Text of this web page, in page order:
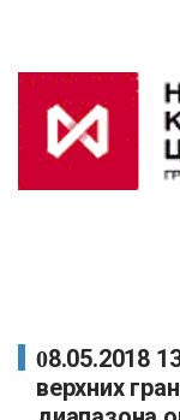
08.05.2018 13-02 (мск) изменены значения
верхних